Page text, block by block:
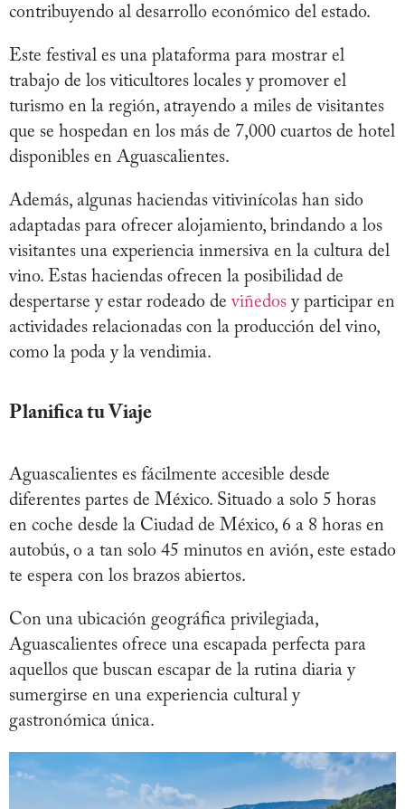
contribuyendo al desarrollo económico del estado.
Este festival es una plataforma para mostrar el
trabajo de los viticultores locales y promover el
turismo en la región, atrayendo a miles de visitantes
que se hospedan en los más de 7,000 cuartos de hotel
disponibles en Aguascalientes.
Además, algunas haciendas vitivinícolas han sido
adaptadas para ofrecer alojamiento, brindando a los
visitantes una experiencia inmersiva en la cultura del
vino. Estas haciendas ofrecen la posibilidad de
despertarse y estar rodeado deviñedos y participar en
actividades relacionadas con la producción del vino,
como la poda y la vendimia.
Planifica tu Viaje
Aguascalientes es fácilmente accesible desde
diferentes partes de México. Situado a solo 5 horas
en coche desde la Ciudad de México, 6 a 8 horas en
autobús, o a tan solo 45 minutos en avión, este estado
te espera con los brazos abiertos.
Con una ubicación geográfica privilegiada,
Aguascalientes ofrece una escapada perfecta para
aquellos que buscan escapar de la rutina diaria y
sumergirse en una experiencia cultural y
gastronómica única.